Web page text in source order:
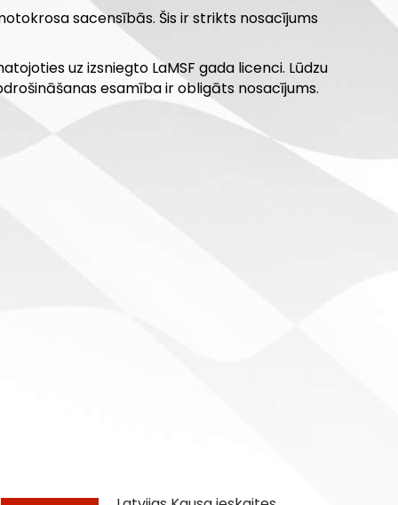
sacensībās. Šis ir strikts nosacījums
uz izsniegto LaMSF gada licenci. Lūdzu
esamība ir obligāts nosacījums.